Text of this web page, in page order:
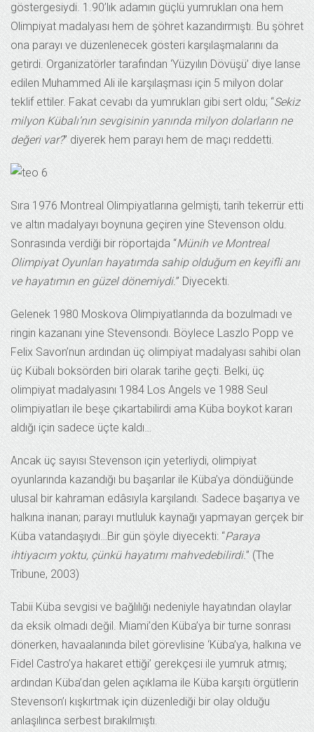
göstergesiydi. 1.90’lık adamın güçlü yumrukları ona hem
Olimpiyat madalyası hem de şöhret kazandırmıştı. Bu şöhret
ona parayı ve düzenlenecek gösteri karşılaşmalarını da
getirdi. Organizatörler tarafından ‘Yüzyılın Dövüşü’ diye lanse
edilen Muhammed Ali ile karşılaşması için 5 milyon dolar
teklif ettiler. Fakat cevabı da yumrukları gibi sert oldu; “Sekiz
milyon Kübalı’nın sevgisinin yanında milyon dolarların ne
değeri var?” diyerek hem parayı hem de maçı reddetti.
Sıra 1976 Montreal Olimpiyatlarına gelmişti, tarih tekerrür etti
ve altın madalyayı boynuna geçiren yine Stevenson oldu.
Sonrasında verdiği bir röportajda “Münih ve Montreal
Olimpiyat Oyunları hayatımda sahip olduğum en keyifli anı
ve hayatımın en güzel dönemiydi.” Diyecekti.
Gelenek 1980 Moskova Olimpiyatlarında da bozulmadı ve
ringin kazananı yine Stevensondı. Böylece Laszlo Popp ve
Felix Savon’nun ardından üç olimpiyat madalyası sahibi olan
üç Kübalı boksörden biri olarak tarihe geçti. Belki, üç
olimpiyat madalyasını 1984 Los Angels ve 1988 Seul
olimpiyatları ile beşe çıkartabilirdi ama Küba boykot kararı
aldığı için sadece üçte kaldı…
Ancak üç sayısı Stevenson için yeterliydi, olimpiyat
oyunlarında kazandığı bu başarılar ile Küba’ya döndüğünde
ulusal bir kahraman edâsıyla karşılandı. Sadece başarıya ve
halkına inanan; parayı mutluluk kaynağı yapmayan gerçek bir
Küba vatandaşıydı…Bir gün şöyle diyecekti: “Paraya
ihtiyacım yoktu, çünkü hayatımı mahvedebilirdi.” (The
Tribune, 2003)
Tabii Küba sevgisi ve bağlılığı nedeniyle hayatından olaylar
da eksik olmadı değil. Miami’den Küba’ya bir turne sonrası
dönerken, havaalanında bilet görevlisine ‘Küba’ya, halkına ve
Fidel Castro’ya hakaret ettiği’ gerekçesi ile yumruk atmış;
ardından Küba’dan gelen açıklama ile Küba karşıtı örgütlerin
Stevenson’ı kışkırtmak için düzenlediği bir olay olduğu
anlaşılınca serbest bırakılmıştı.